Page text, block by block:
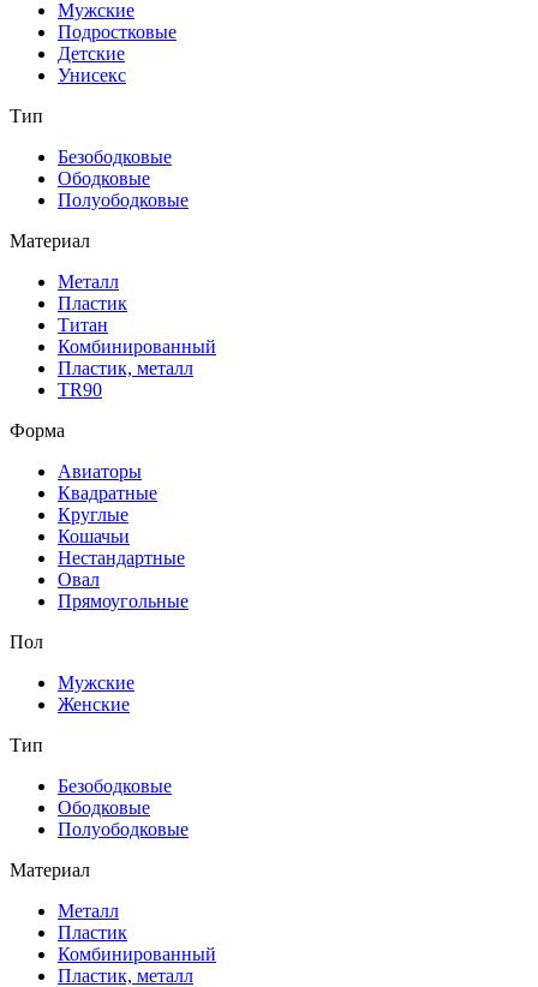
Мужские
Подростковые
Детские
Унисекс
Тип
Безободковые
Ободковые
Полуободковые
Материал
Металл
Пластик
Титан
Комбинированный
Пластик, металл
TR90
Форма
Авиаторы
Квадратные
Круглые
Кошачьи
Нестандартные
Овал
Прямоугольные
Пол
Мужские
Женские
Тип
Безободковые
Ободковые
Полуободковые
Материал
Металл
Пластик
Комбинированный
Пластик, металл